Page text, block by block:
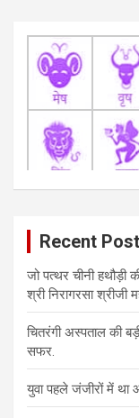
Recent
जो पत्थर चीनी हथौड़ी
श्री निरागरसा श्रीजी
चितरंगी अस्पताल की
सफर.
युवा पहले जंजीरों में था